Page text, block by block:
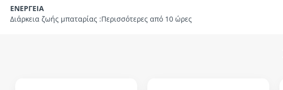
ΕΝΕΡΓΕΙΑ
Διάρκεια ζωής μπαταρίας :Περισσότερες από 10 ώρες